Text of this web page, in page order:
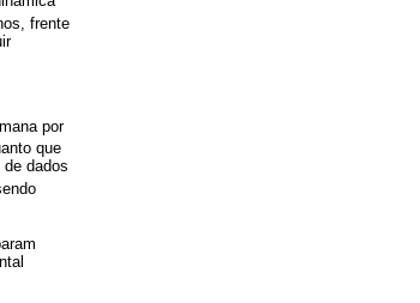
frente
por
que
dados